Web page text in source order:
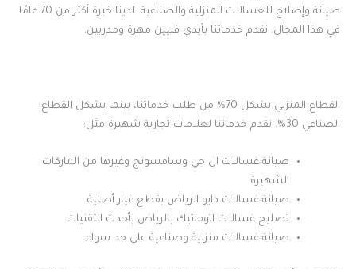
صيانة وإصلاح للغسالات المنزلية والصناعية. لدينا خبرة أكثر من 70 عامًا
في هذا المجال. نقدم خدماتنا بأيدي فنيين مهرة ومدربين.
القطاع المنزلي يشكل 70% من طلب خدماتنا، بينما يشكل القطاع
الصناعي 30%. نقدم خدماتنا لعلامات تجارية شهيرة مثل:
صيانة غسالات ال جي وسامسونج وغيرها من الماركات
الشهيرة
صيانة غسالات دايو الرياض بقطع غيار أصلية
تصليح غسالات اتوماتيك بالرياض بأحدث التقنيات
صيانة غسالات منزلية وصناعية على حد سواء